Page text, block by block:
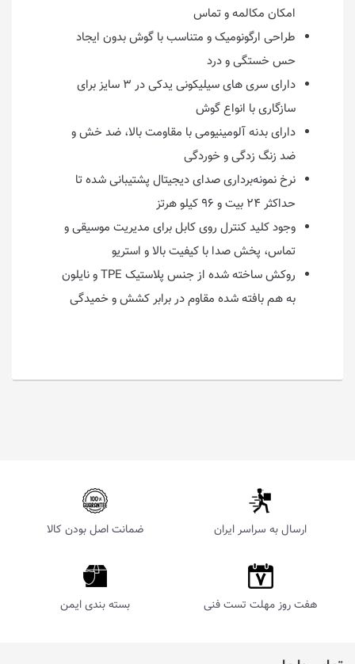
امکان مکالمه و تماس
طراحی ارگونومیک و متناسب با گوش بدون ایجاد
حس خستگی و درد
دارای سری های سیلیکونی یدکی در ۳ سایز برای
سازگاری با انواع گوش
دارای بدنه آلومینیومی با مقاومت بالا، ضد خش و
ضد زنگ زدگی و خوردگی
نرخ نمونه‌برداری صدای دیجیتال پشتیبانی شده تا
حداکثر ۲۴ بیت و ۹۶ کیلو هرتز
وجود کلید کنترل روی کابل برای مدیریت موسیقی و
تماس، پخش صدا با کیفیت بالا و استریو
روکش ساخته شده از جنس پلاستیک TPE و نایلون
به هم بافته شده مقاوم در برابر کشش و خمیدگی
ارسال به سراسر ایران ضمانت اصل بودن کالا
هفت روز مهلت تست فنی بسته بندی ایمن